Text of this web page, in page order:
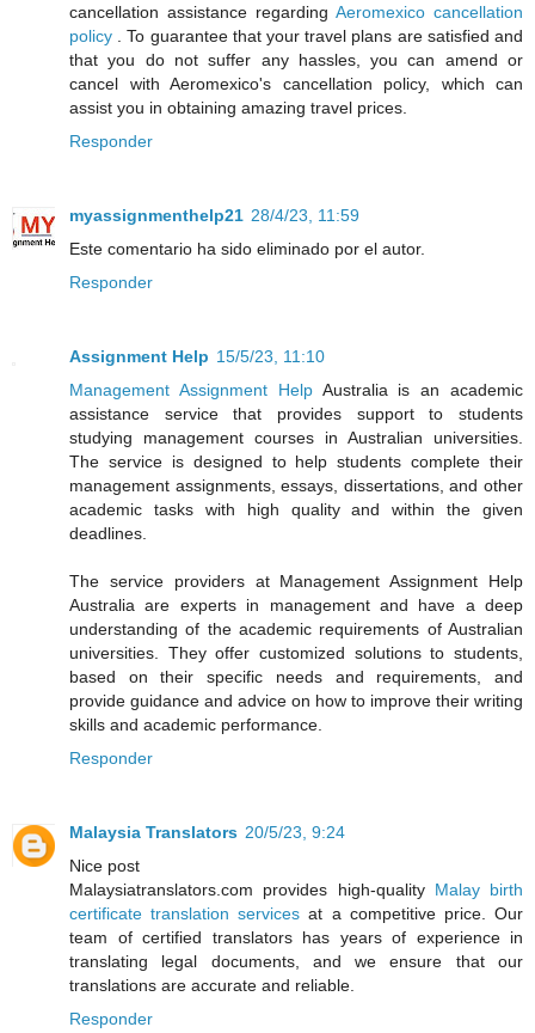
cancellation assistance regarding Aeromexico cancellation
policy . To guarantee that your travel plans are satisfied and
that you do not suffer any hassles, you can amend or
cancel with Aeromexico's cancellation policy, which can
assist you in obtaining amazing travel prices.
Responder
myassignmenthelp21 28/4/23, 11:59
Este comentario ha sido eliminado por el autor.
Responder
Assignment Help 15/5/23, 11:10
Management Assignment HelpAustralia is an academic
assistance service that provides support to students
studying management courses in Australian universities.
The service is designed to help students complete their
management assignments, essays, dissertations, and other
academic tasks with high quality and within the given
deadlines.
The service providers at Management Assignment Help
Australia are experts in management and have a deep
understanding of the academic requirements of Australian
universities. They offer customized solutions to students,
based on their specific needs and requirements, and
provide guidance and advice on how to improve their writing
skills and academic performance.
Responder
Malaysia Translators 20/5/23, 9:24
Nice post
Malaysiatranslators.com provides high-qualityMalay birth
certificate translation services at a competitive price. Our
team of certified translators has years of experience in
translating legal documents, and we ensure that our
translations are accurate and reliable.
Responder